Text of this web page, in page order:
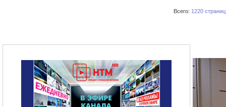
Всего: 1220 страниц